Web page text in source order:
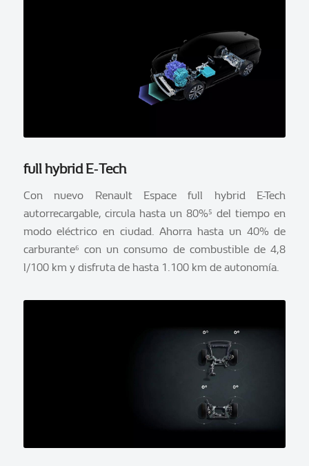
full hybrid E‑Tech
Con nuevo Renault Espace full hybrid E-Tech
autorrecargable, circula hasta un 80%⁵ del tiempo en
modo eléctrico en ciudad. Ahorra hasta un 40% de
carburante⁶ con un consumo de combustible de 4,8
l/100 km y disfruta de hasta 1.100 km de autonomía.